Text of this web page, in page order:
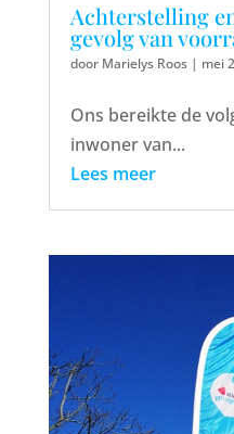
Achterstelling
gevolg van
door Marielys Roos| mei
Ons bereikte de
inwoner van...
Lees meer